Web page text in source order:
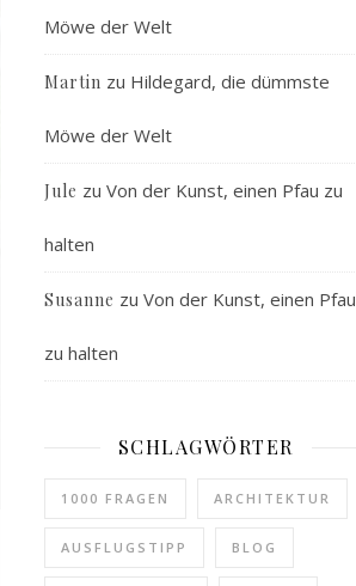
Möwe der Welt
Martin zu Hildegard, die dümmste
Möwe der Welt
Jule zu Von der Kunst, einen Pfau zu
halten
Susanne zu Von der Kunst, einen Pfau
zu halten
SCHLAGWÖRTER
1000 FRAGEN ARCHITEKTUR
AUSFLUGSTIPP BLOG